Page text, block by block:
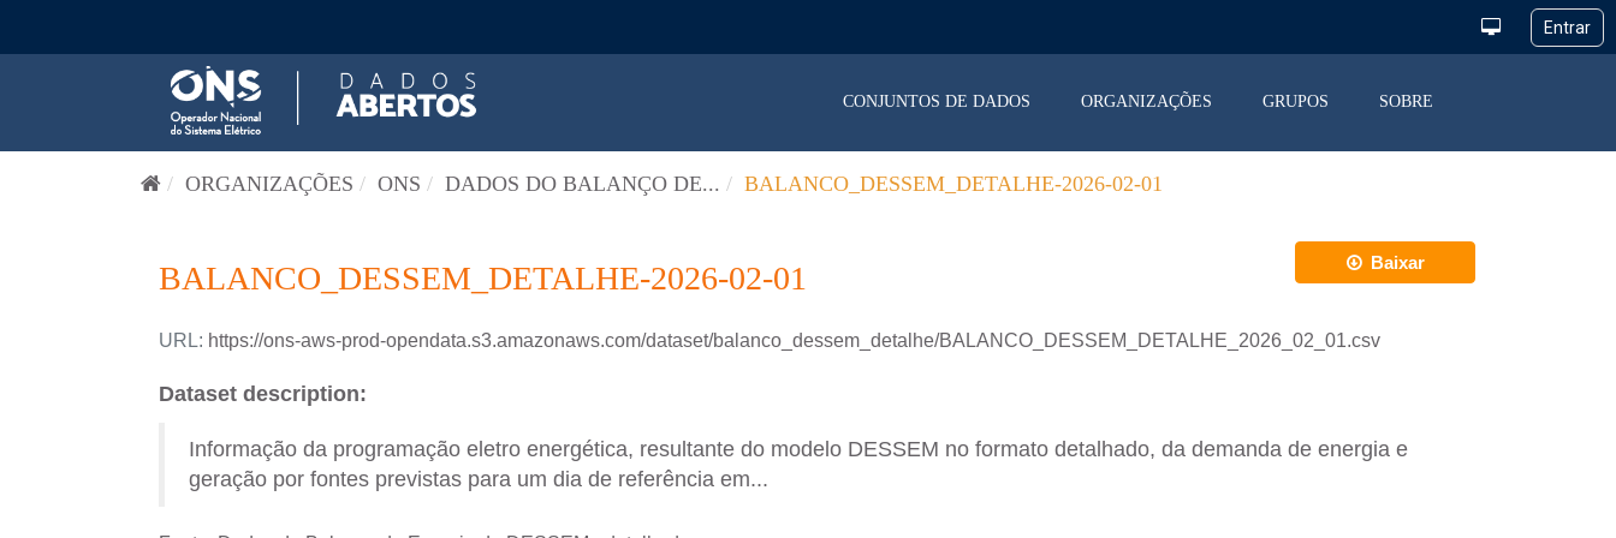
CONJUNTOS DE DADOS ORGANIZAÇÕES GRUPOS SOBRE
ORGANIZAÇÕES ONS DADOS DO BALANÇO DE... BALANCO_DESSEM_DETALHE-2026-02-01
Baixar
BALANCO_DESSEM_DETALHE-2026-02-01
URL: https://ons-aws-prod-opendata.s3.amazonaws.com/dataset/balanco_dessem_detalhe/BALANCO_DESSEM_DETALHE_2026_02_01.csv
Dataset description:
Informação da programação eletro energética, resultante do modelo DESSEM no formato detalhado, da demanda de energia e
geração por fontes previstas para um dia de referência em...